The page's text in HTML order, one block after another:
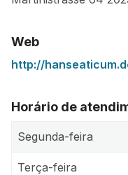
Web
http://
Horário de
Segunda-feira
Terça-feira